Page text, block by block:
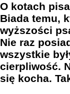
O kotach
Biada temu,
wyższości
Nie raz
wszystkie
cierpliwość.
się kocha.